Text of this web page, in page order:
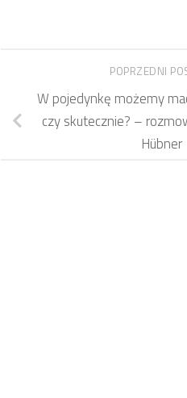
POPRZEDNI
W pojedynkę możemy
czy skutecznie? –
Hübner